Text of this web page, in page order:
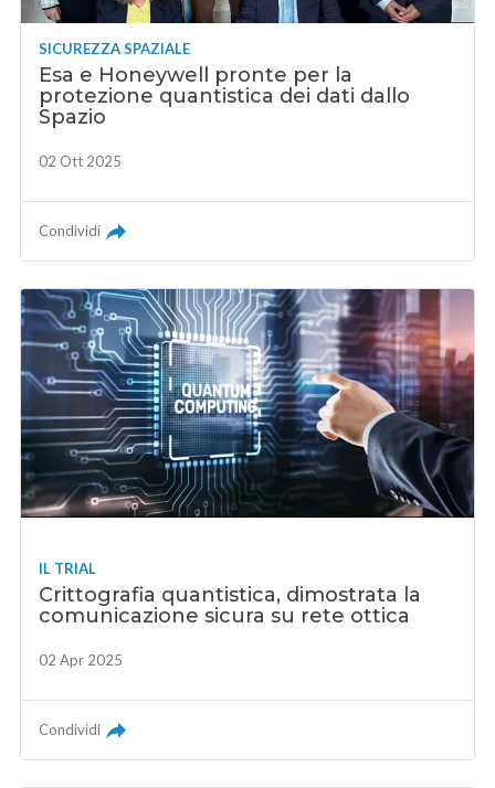
SICUREZZA SPAZIALE
Esa e Honeywell pronte per la
protezione quantistica dei dati dallo
Spazio
02 Ott 2025
Condividi
IL TRIAL
Crittografia quantistica, dimostrata la
comunicazione sicura su rete ottica
02 Apr 2025
Condividi